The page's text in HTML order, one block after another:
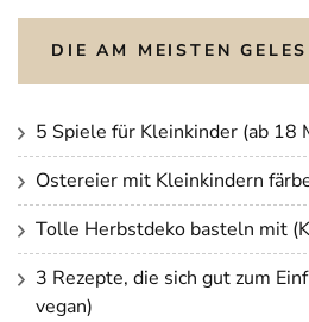
DIE AM MEISTEN
5 Spiele für Kleinkinder (ab 18
Ostereier mit Kleinkindern
Tolle Herbstdeko basteln mit
3 Rezepte, die sich gut zum
vegan)